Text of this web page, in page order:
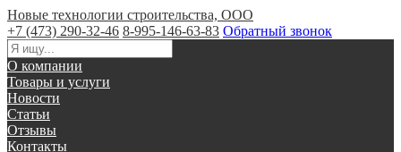
Новые технологии строительства, ООО
+7 (473) 290-32-46 8-995-146-63-83 Обратный звонок
О компании
Товары и услуги
Новости
Статьи
Отзывы
Контакты